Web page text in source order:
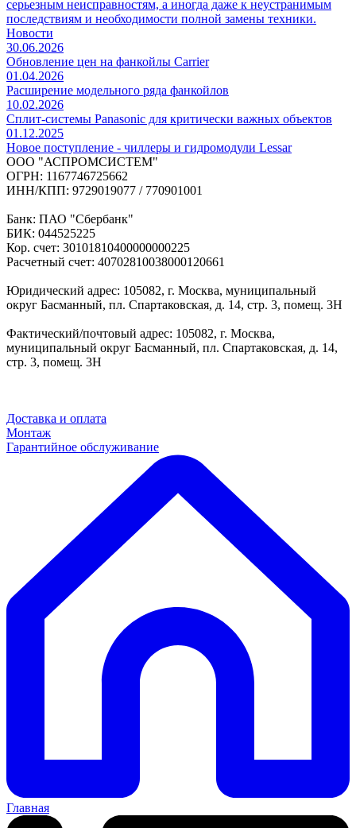
серьезным неисправностям, а иногда даже к неустранимым
последствиям и необходимости полной замены техники.
Новости
30.06.2026
Обновление цен на фанкойлы Carrier
01.04.2026
Расширение модельного ряда фанкойлов
10.02.2026
Сплит-системы Panasonic для критически важных объектов
01.12.2025
Новое поступление - чиллеры и гидромодули Lessar
ООО "АСПРОМСИСТЕМ"
ОГРН: 1167746725662
ИНН/КПП: 9729019077 / 770901001
Банк: ПАО "Сбербанк"
БИК: 044525225
Кор. счет: 30101810400000000225
Расчетный счет: 40702810038000120661
Юридический адрес: 105082, г. Москва, муниципальный
округ Басманный, пл. Спартаковская, д. 14, стр. 3, помещ. 3Н
Фактический/почтовый адрес: 105082, г. Москва,
муниципальный округ Басманный, пл. Спартаковская, д. 14,
стр. 3, помещ. 3Н
Доставка и оплата
Монтаж
Гарантийное обслуживание
Главная